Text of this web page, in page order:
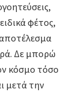
φέτος,
Δε μπορώ
κόσμο τόσο
μετά την